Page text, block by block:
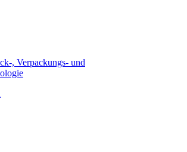
, Verpackungs- und